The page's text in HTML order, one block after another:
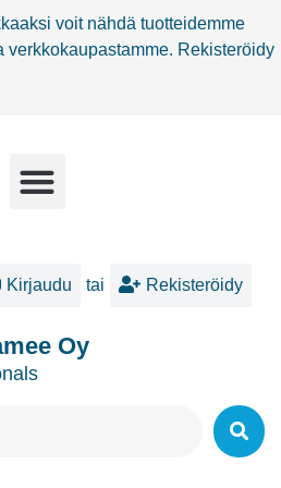
voit nähdä tuotteidemme
verkkokaupastamme. Rekisteröidy
Kirjaudu tai Rekisteröidy
Oy